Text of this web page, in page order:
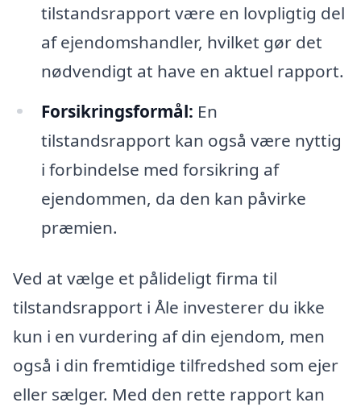
tilstandsrapport være en lovpligtig del
af ejendomshandler, hvilket gør det
nødvendigt at have en aktuel rapport.
Forsikringsformål: En
tilstandsrapport kan også være nyttig
i forbindelse med forsikring af
ejendommen, da den kan påvirke
præmien.
Ved at vælge et pålideligt firma til
tilstandsrapport i Åle investerer du ikke
kun i en vurdering af din ejendom, men
også i din fremtidige tilfredshed som ejer
eller sælger. Med den rette rapport kan